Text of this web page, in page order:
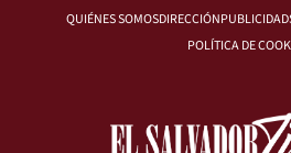
QUIÉNES SOMOSDIRECCIÓNPUBLICIDAD
POLÍTICA DE